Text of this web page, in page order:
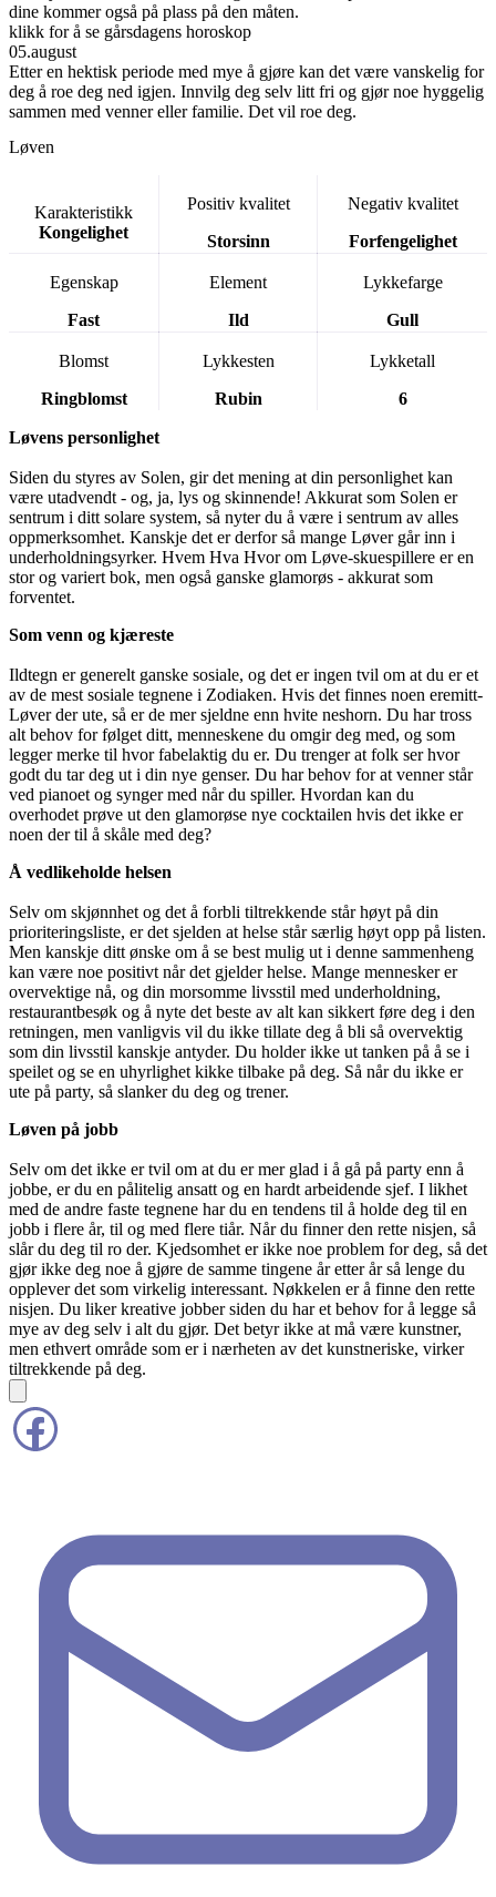
dine kommer også på plass på den måten.
klikk for å se gårsdagens horoskop
05.august
Etter en hektisk periode med mye å gjøre kan det være vanskelig for
deg å roe deg ned igjen. Innvilg deg selv litt fri og gjør noe hyggelig
sammen med venner eller familie. Det vil roe deg.
Løven
Karakteristikk
Kongelighet
Positiv kvalitet
Storsinn
Negativ kvalitet
Forfengelighet
Egenskap
Fast
Element
Ild
Lykkefarge
Gull
Blomst
Ringblomst
Lykkesten
Rubin
Lykketall
6
Løvens personlighet
Siden du styres av Solen, gir det mening at din personlighet kan
være utadvendt - og, ja, lys og skinnende! Akkurat som Solen er
sentrum i ditt solare system, så nyter du å være i sentrum av alles
oppmerksomhet. Kanskje det er derfor så mange Løver går inn i
underholdningsyrker. Hvem Hva Hvor om Løve-skuespillere er en
stor og variert bok, men også ganske glamorøs - akkurat som
forventet.
Som venn og kjæreste
Ildtegn er generelt ganske sosiale, og det er ingen tvil om at du er et
av de mest sosiale tegnene i Zodiaken. Hvis det finnes noen eremitt-
Løver der ute, så er de mer sjeldne enn hvite neshorn. Du har tross
alt behov for følget ditt, menneskene du omgir deg med, og som
legger merke til hvor fabelaktig du er. Du trenger at folk ser hvor
godt du tar deg ut i din nye genser. Du har behov for at venner står
ved pianoet og synger med når du spiller. Hvordan kan du
overhodet prøve ut den glamorøse nye cocktailen hvis det ikke er
noen der til å skåle med deg?
Å vedlikeholde helsen
Selv om skjønnhet og det å forbli tiltrekkende står høyt på din
prioriteringsliste, er det sjelden at helse står særlig høyt opp på listen.
Men kanskje ditt ønske om å se best mulig ut i denne sammenheng
kan være noe positivt når det gjelder helse. Mange mennesker er
overvektige nå, og din morsomme livsstil med underholdning,
restaurantbesøk og å nyte det beste av alt kan sikkert føre deg i den
retningen, men vanligvis vil du ikke tillate deg å bli så overvektig
som din livsstil kanskje antyder. Du holder ikke ut tanken på å se i
speilet og se en uhyrlighet kikke tilbake på deg. Så når du ikke er
ute på party, så slanker du deg og trener.
Løven på jobb
Selv om det ikke er tvil om at du er mer glad i å gå på party enn å
jobbe, er du en pålitelig ansatt og en hardt arbeidende sjef. I likhet
med de andre faste tegnene har du en tendens til å holde deg til en
jobb i flere år, til og med flere tiår. Når du finner den rette nisjen, så
slår du deg til ro der. Kjedsomhet er ikke noe problem for deg, så det
gjør ikke deg noe å gjøre de samme tingene år etter år så lenge du
opplever det som virkelig interessant. Nøkkelen er å finne den rette
nisjen. Du liker kreative jobber siden du har et behov for å legge så
mye av deg selv i alt du gjør. Det betyr ikke at må være kunstner,
men ethvert område som er i nærheten av det kunstneriske, virker
tiltrekkende på deg.